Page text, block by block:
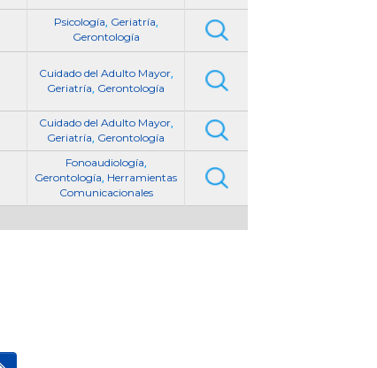
Psicología, Geriatría,
Gerontología
Cuidado del Adulto Mayor,
Geriatría, Gerontología
Cuidado del Adulto Mayor,
Geriatría, Gerontología
Fonoaudiología,
Gerontología, Herramientas
Comunicacionales